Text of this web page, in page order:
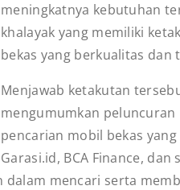
meningkatnya kebutuhan
khalayak yang memiliki
bekas yang berkualitas dan
Menjawab ketakutan
mengumumkan peluncuran
pencarian mobil bekas
Garasi.id, BCA Finance,
mencari serta